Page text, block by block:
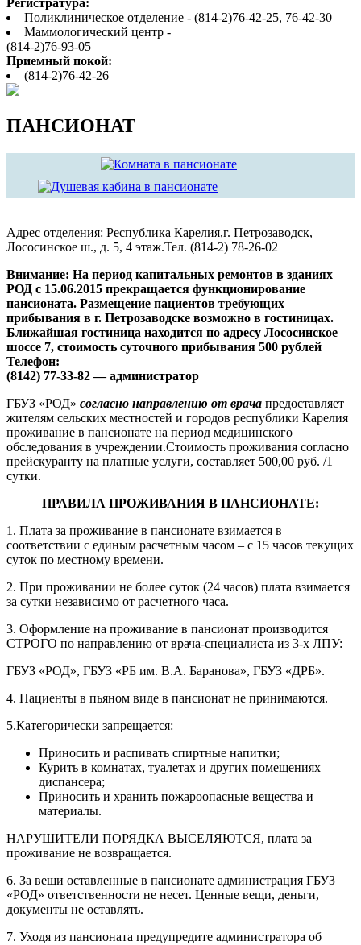
Регистратура:
Поликлиническое отделение - (814-2)76-42-25, 76-42-30
Маммологический центр -
(814-2)76-93-05
Приемный покой:
(814-2)76-42-26
ПАНСИОНАТ
Адрес отделения: Республика Карелия,г. Петрозаводск,
Лососинское ш., д. 5, 4 этаж.Тел. (814-2) 78-26-02
Внимание: На период капитальных ремонтов в зданиях
РОД с 15.06.2015 прекращается функционирование
пансионата. Размещение пациентов требующих
прибывания в г. Петрозаводске возможно в гостиницах.
Ближайшая гостиница находится по адресу Лососинское
шоссе 7, стоимость суточного прибывания 500 рублей
Телефон:
(8142) 77-33-82 — администратор
ГБУЗ «РОД» согласно направлению от врача предоставляет
жителям сельских местностей и городов республики Карелия
проживание в пансионате на период медицинского
обследования в учреждении.Стоимость проживания согласно
прейскуранту на платные услуги, составляет 500,00 руб. /1
сутки.
ПРАВИЛА ПРОЖИВАНИЯ В ПАНСИОНАТЕ:
1. Плата за проживание в пансионате взимается в
соответствии с единым расчетным часом – с 15 часов текущих
суток по местному времени.
2. При проживании не более суток (24 часов) плата взимается
за сутки независимо от расчетного часа.
3. Оформление на проживание в пансионат производится
СТРОГО по направлению от врача-специалиста из 3-х ЛПУ:
ГБУЗ «РОД», ГБУЗ «РБ им. В.А. Баранова», ГБУЗ «ДРБ».
4. Пациенты в пьяном виде в пансионат не принимаются.
5.Категорически запрещается:
Приносить и распивать спиртные напитки;
Курить в комнатах, туалетах и других помещениях
диспансера;
Приносить и хранить пожароопасные вещества и
материалы.
НАРУШИТЕЛИ ПОРЯДКА ВЫСЕЛЯЮТСЯ, плата за
проживание не возвращается.
6. За вещи оставленные в пансионате администрация ГБУЗ
«РОД» ответственности не несет. Ценные вещи, деньги,
документы не оставлять.
7. Уходя из пансионата предупредите администратора об